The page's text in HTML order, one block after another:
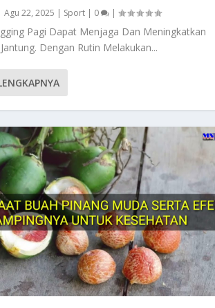
Agu 22, 2025 | Sport| 0 |
Pagi Dapat Menjaga Dan Meningkatkan
Dengan Rutin Melakukan...